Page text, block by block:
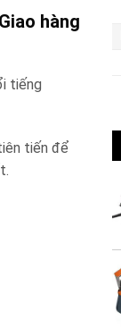
Giao hàng
tiếng
tiến để